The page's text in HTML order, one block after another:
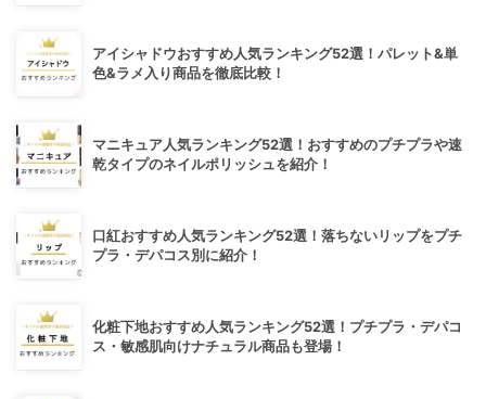
アイシャドウおすすめ人気ランキング52選！パレット&単
色&ラメ入り商品を徹底比較！
マニキュア人気ランキング52選！おすすめのプチプラや速
乾タイプのネイルポリッシュを紹介！
口紅おすすめ人気ランキング52選！落ちないリップをプチ
プラ・デパコス別に紹介！
化粧下地おすすめ人気ランキング52選！プチプラ・デパコ
ス・敏感肌向けナチュラル商品も登場！